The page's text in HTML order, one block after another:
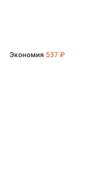
Экономия 537 ₽